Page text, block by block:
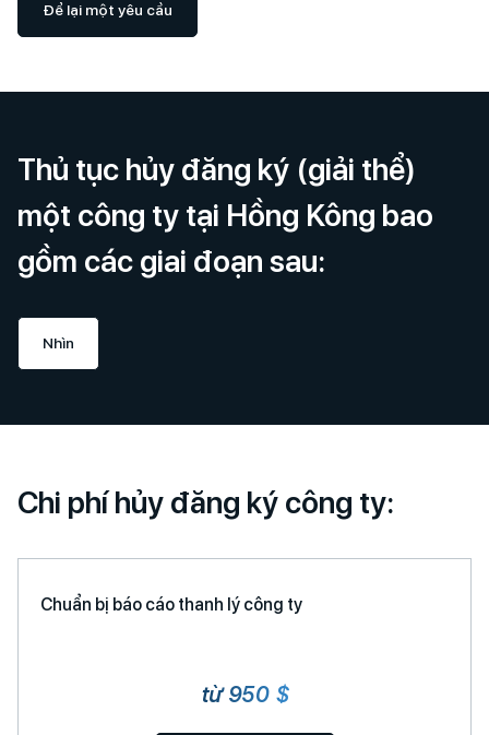
Để lại một yêu cầu
Thủ tục hủy đăng ký (giải thể)
một công ty tại Hồng Kông bao
gồm các giai đoạn sau:
Nhìn
Chi phí hủy đăng ký công ty:
Chuẩn bị báo cáo thanh lý công ty
từ 950 $